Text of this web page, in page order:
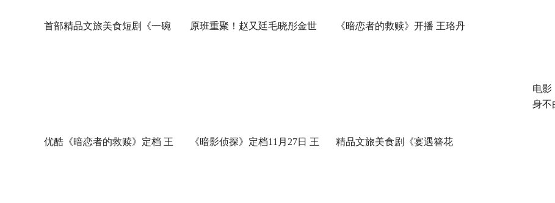
首部精品文旅美食短剧《一碗 原班重聚！赵又廷毛晓彤金世 《暗恋者的救赎》开播 王珞丹
优酷《暗恋者的救赎》定档 王 《暗影侦探》定档11月27日 王 精品文旅美食剧《宴遇簪花
电影
身不